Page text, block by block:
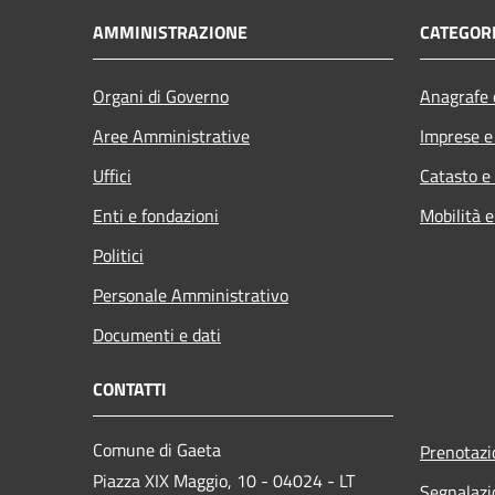
AMMINISTRAZIONE
Organi di Governo
Aree Amministrative
Uffici
Enti e fondazioni
Politici
Personale Amministrativo
Documenti e dati
Imprese
Catasto
Mobilità
CONTATTI
Comune di Gaeta
Piazza XIX Maggio, 10 - 04024 - LT